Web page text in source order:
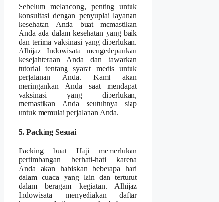
Sebelum melancong, penting untuk
konsultasi dengan penyuplai layanan
kesehatan Anda buat memastikan
Anda ada dalam kesehatan yang baik
dan terima vaksinasi yang diperlukan.
Alhijaz Indowisata mengedepankan
kesejahteraan Anda dan tawarkan
tutorial tentang syarat medis untuk
perjalanan Anda. Kami akan
meringankan Anda saat mendapat
vaksinasi yang diperlukan,
memastikan Anda seutuhnya siap
untuk memulai perjalanan Anda.
5. Packing Sesuai
Packing buat Haji memerlukan
pertimbangan berhati-hati karena
Anda akan habiskan beberapa hari
dalam cuaca yang lain dan terturut
dalam beragam kegiatan. Alhijaz
Indowisata menyediakan daftar